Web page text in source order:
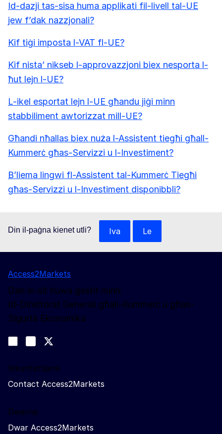
Id-dazji tas-sisa huma applikati fil-livell tal-UE
jew f’dak nazzjonali?
Kif tiġi imposta l-VAT fl-UE?
Kif nista’ nikseb l-approvazzjoni biex nesporta l-
ħut lejn l-UE?
L-ikel esportat lejn l-UE għandu jiġi minn
stabbiliment awtorizzat mill-UE?
Għandi nħallas biex nuża l-Assistent tiegħi għall-
Kummerċ għas-Servizzi u l-Investiment?
B’liema lingwi fl-Assistent tal-Kummerċ Tiegħi
għas-Servizzi u l-Investiment disponibbli?
Din il-paġna kienet utli? Iva Le
Access2Markets
Dan is-sit huwa ġestit minn:
Id-Direttorat Ġenerali għall-Kummerċ u għas-
Sigurtà Ekonomika
Join us on LinkedIn
Trade-Off podcast
Ikkuntattjana
Contact Access2Markets
Dwarna
Dwar Access2Markets